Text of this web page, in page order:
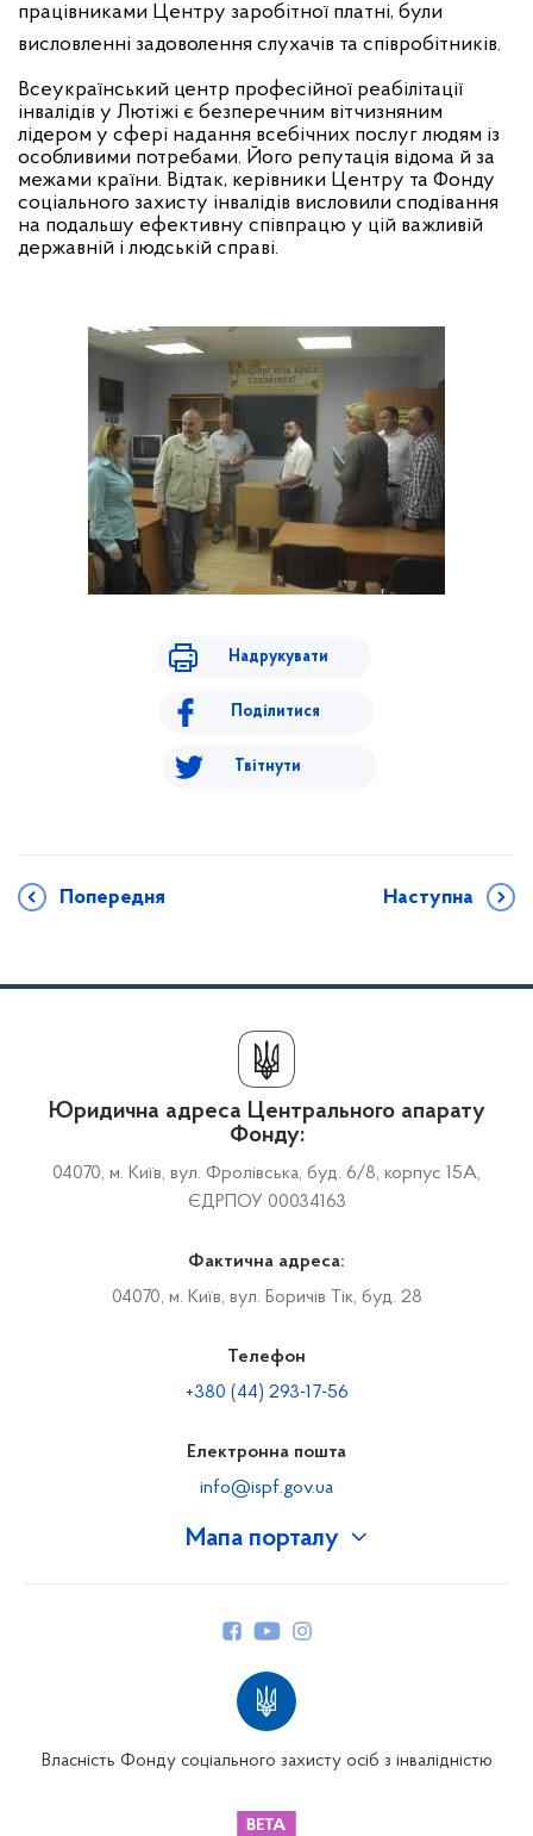
працівниками Центру заробітної платні, були
висловленні задоволення слухачів та співробітників.
Всеукраїнський центр професійної реабілітації
інвалідів у Лютіжі є безперечним вітчизняним
лідером у сфері надання всебічних послуг людям із
особливими потребами. Його репутація відома й за
межами країни. Відтак, керівники Центру та Фонду
соціального захисту інвалідів висловили сподівання
на подальшу ефективну співпрацю у цій важливій
державній і людській справі.
Надрукувати
Поділитися
Твітнути
Попередня Наступна
Мапа порталу
Юридична адреса Центрального апарату
Фонду:
04070, м. Київ, вул. Фролівська, буд. 6/8, корпус 15А,
ЄДРПОУ 00034163
Фактична адреса:
04070, м. Київ, вул. Боричів Тік, буд. 28
Телефон
+380 (44) 293-17-56
Електронна пошта
info@ispf.gov.ua
Власність Фонду соціального захисту осіб з інвалідністю